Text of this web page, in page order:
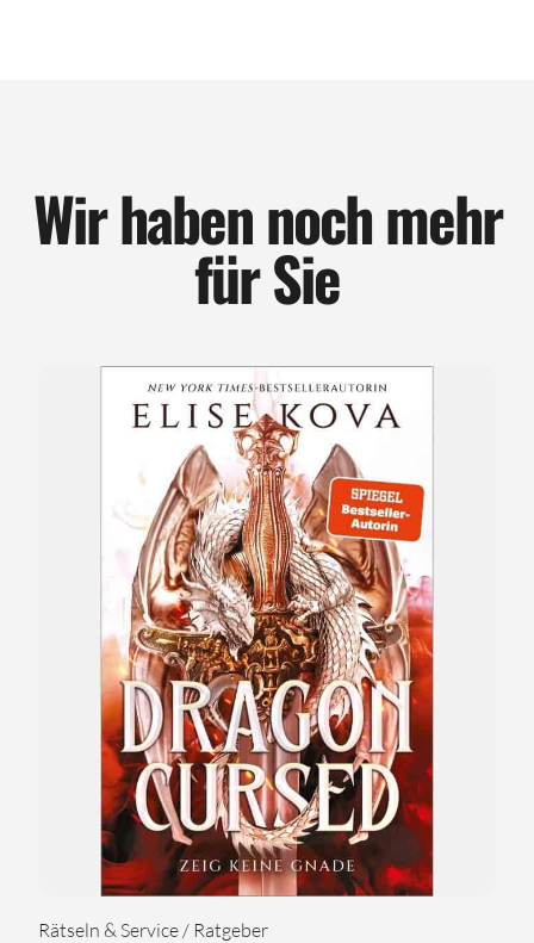
Wir haben noch mehr
für Sie
Rätseln & Service / Ratgeber